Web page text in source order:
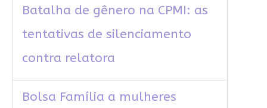
Batalha de gênero na CPMI: as
tentativas de silenciamento
contra relatora
Bolsa Família a mulheres